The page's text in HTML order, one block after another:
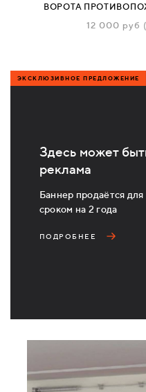
ВОРОТА
12 000 руб
ЭКСКЛЮЗИВНОЕ ПРЕДЛОЖЕНИЕ
Здесь может
реклама
Баннер продаётся для
сроком на 2 года
ПОДРОБНЕЕ